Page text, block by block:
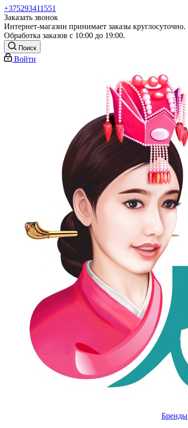
+375293411551
Заказать звонок
Интернет-магазин принимает заказы круглосуточно.
Обработка заказов с 10:00 до 19:00.
Поиск
Войти
Бренды